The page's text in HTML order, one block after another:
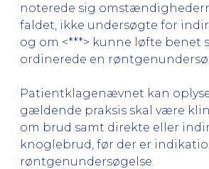
noterede sig
faldet, ikke undersøgte for
og om <***> kunne løfte benet
ordinerede en
Patientklagenævnet kan
gældende praksis skal være
om brud samt direkte eller
knoglebrud, før der er
røntgenundersøgelse.